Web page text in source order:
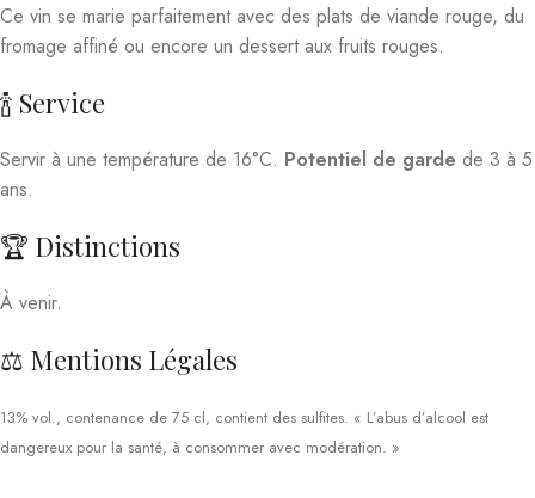
Ce vin se marie parfaitement avec des plats de viande rouge, du
fromage affiné ou encore un dessert aux fruits rouges.
🍾 Service
Servir à une température de 16°C. Potentiel de garde de 3 à 5
ans.
🏆 Distinctions
À venir.
⚖️ Mentions Légales
13% vol., contenance de 75 cl, contient des sulfites. « L’abus d’alcool est
dangereux pour la santé, à consommer avec modération. »